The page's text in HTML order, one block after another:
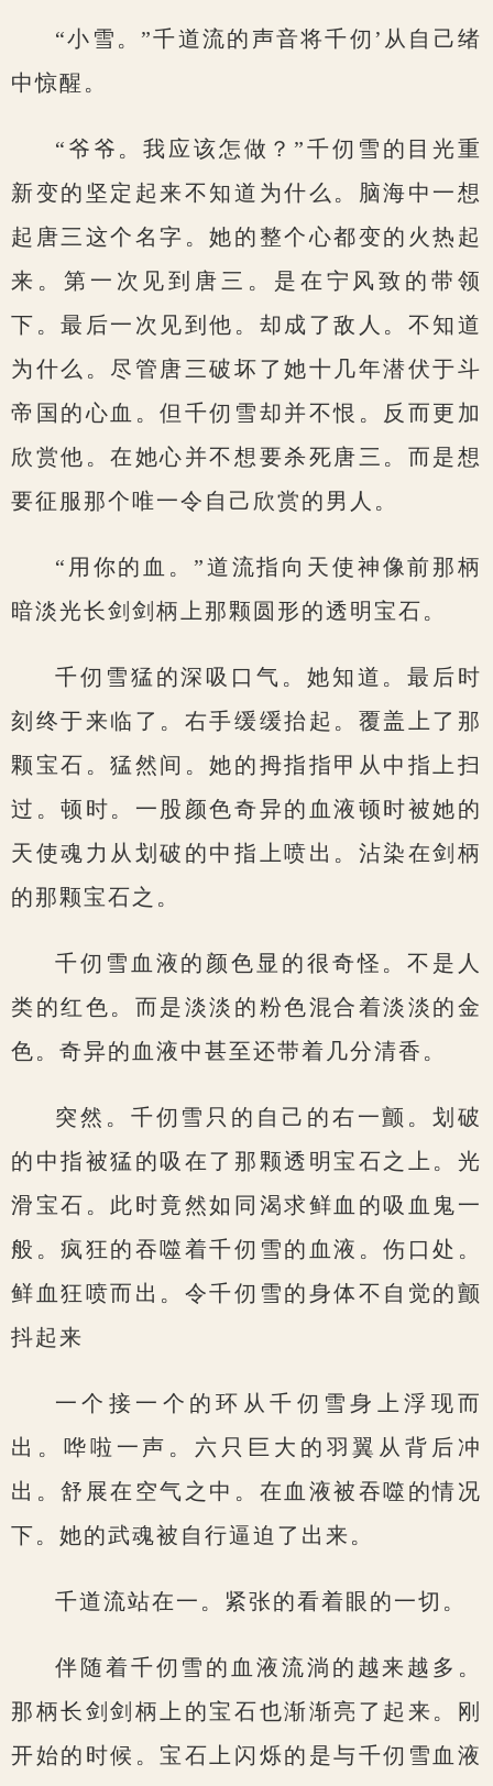
“小雪。”千道流的声音将千仞’从自己绪
中惊醒。
“爷爷。我应该怎做？”千仞雪的目光重
新变的坚定起来不知道为什么。脑海中一想
起唐三这个名字。她的整个心都变的火热起
来。第一次见到唐三。是在宁风致的带领
下。最后一次见到他。却成了敌人。不知道
为什么。尽管唐三破坏了她十几年潜伏于斗
帝国的心血。但千仞雪却并不恨。反而更加
欣赏他。在她心并不想要杀死唐三。而是想
要征服那个唯一令自己欣赏的男人。
“用你的血。”道流指向天使神像前那柄
暗淡光长剑剑柄上那颗圆形的透明宝石。
千仞雪猛的深吸口气。她知道。最后时
刻终于来临了。右手缓缓抬起。覆盖上了那
颗宝石。猛然间。她的拇指指甲从中指上扫
过。顿时。一股颜色奇异的血液顿时被她的
天使魂力从划破的中指上喷出。沾染在剑柄
的那颗宝石之。
千仞雪血液的颜色显的很奇怪。不是人
类的红色。而是淡淡的粉色混合着淡淡的金
色。奇异的血液中甚至还带着几分清香。
突然。千仞雪只的自己的右一颤。划破
的中指被猛的吸在了那颗透明宝石之上。光
滑宝石。此时竟然如同渴求鲜血的吸血鬼一
般。疯狂的吞噬着千仞雪的血液。伤口处。
鲜血狂喷而出。令千仞雪的身体不自觉的颤
抖起来
一个接一个的环从千仞雪身上浮现而
出。哗啦一声。六只巨大的羽翼从背后冲
出。舒展在空气之中。在血液被吞噬的情况
下。她的武魂被自行逼迫了出来。
千道流站在一。紧张的看着眼的一切。
伴随着千仞雪的血液流淌的越来越多。
那柄长剑剑柄上的宝石也渐渐亮了起来。刚
开始的时候。宝石上闪烁的是与千仞雪血液